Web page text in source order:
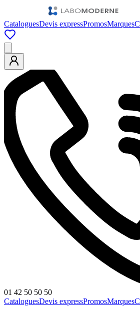
CataloguesDevis expressPromosMarques
01 42 50 50 50
CataloguesDevis expressPromosMarques